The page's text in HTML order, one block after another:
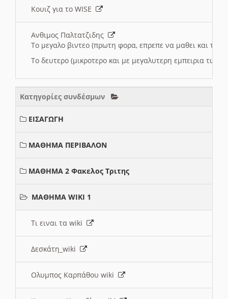
Κουιζ για το WISE
Ανθιμος Παλτατζιδης
Το μεγαλο βιντεο (πρωτη φορα, επρεπε να μαθει και το
Το δευτερο (μικροτερο και με μεγαλυτερη εμπειρια
Κατηγορίες συνδέσμων
ΕΙΣΑΓΩΓΗ
ΜΑΘΗΜΑ ΠΕΡΙΒΑΛΟΝ
ΜΑΘΗΜΑ 2 Φακελος Τριτης
ΜΑΘΗΜΑ WIKI 1
Τι ειναι τα wiki
Δεσκάτη_wiki
Ολυμπος Καρπάθου wiki